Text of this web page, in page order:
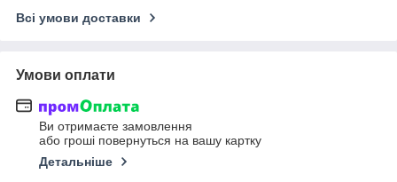
Всі умови доставки
Умови оплати
Ви отримаєте замовлення
або гроші повернуться на вашу картку
Детальніше